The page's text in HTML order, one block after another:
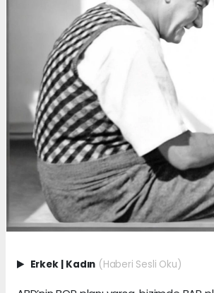
Erkek | Kadın (Haberi Sesli Oku)